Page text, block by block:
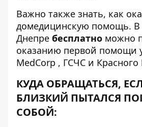
Важно также знать, как
домедицинскую помощь. В
Днепре бесплатно можно
оказанию первой помощи
MedCorp , ГСЧС и Красного
КУДА ОБРАЩАТЬСЯ,
БЛИЗКИЙ ПЫТАЛСЯ
СОБОЙ: